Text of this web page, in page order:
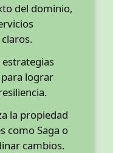
del dominio,
lograr
la propiedad
como Saga o
cambios.